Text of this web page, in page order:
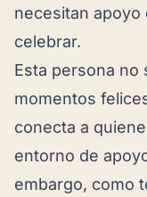
necesitan apoyo
celebrar.
Esta persona no
momentos
conecta a
entorno de
embargo, como